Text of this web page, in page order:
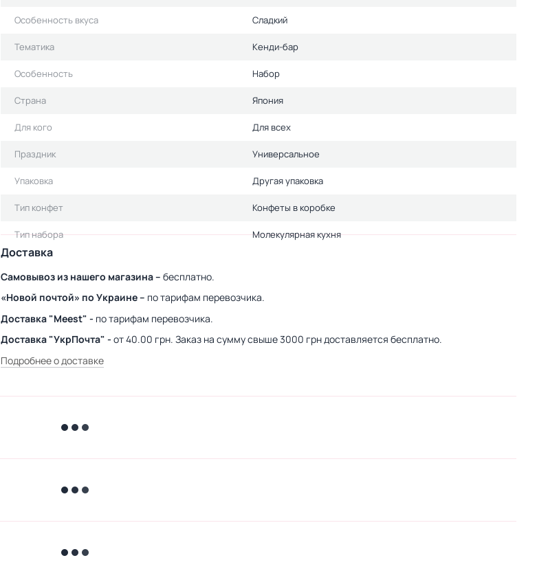
Особенность вкуса Сладкий
Тематика Кенди-бар
Особенность Набор
Страна Япония
Для кого Для всех
Праздник Универсальное
Упаковка Другая упаковка
Тип конфет Конфеты в коробке
Тип набора Молекулярная кухня
Доставка
Самовывоз из нашего магазина – бесплатно.
«Новой почтой» по Украине – по тарифам перевозчика.
Доставка "Meest" - по тарифам перевозчика.
Доставка "УкрПочта" - от 40.00 грн. Заказ на сумму свыше 3000 грн доставляется бесплатно.
Подробнее о доставке